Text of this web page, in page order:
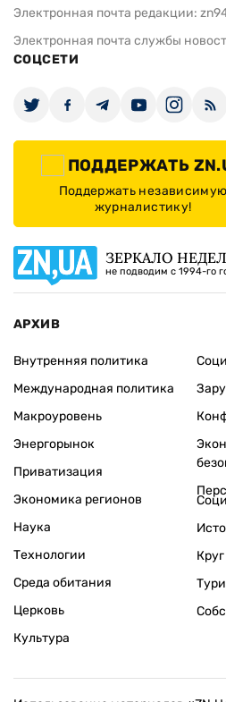
Электронная почта редакции:
Электронная почта службы
СОЦСЕТИ
ПОДДЕРЖАТЬ
Поддержать независимую
журналистику!
ЗЕРКАЛО
не подводим с 1994-го
АРХИВ
Внутренняя политика
Международная политика
Макроуровень
Энергорынок
Приватизация
Экономика регионов
Наука
Технологии
Среда обитания
Церковь
Культура